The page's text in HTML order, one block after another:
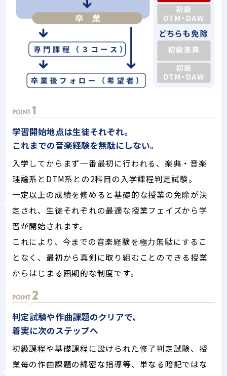
POINT1
学習開始地点は生徒それぞれ。
これまでの音楽経験を無駄にしない。
入学してからまず一番最初に行われる、楽典・音楽
理論系とDTM系との2科目の入学課程判定試験。
一定以上の成績を修めると基礎的な授業の免除が決
定され、生徒それぞれの最適な授業フェイズから学
習が開始されます。
これにより、今までの音楽経験を極力無駄にするこ
となく、最初から真剣に取り組むことのできる授業
からはじまる画期的な制度です。
POINT 2
判定試験や作曲課題のクリアで、
着実に次のステップへ
初級課程や基礎課程に設けられた修了判定試験、授
業毎の作曲課題の綿密な指導等、単なる暗記ではな